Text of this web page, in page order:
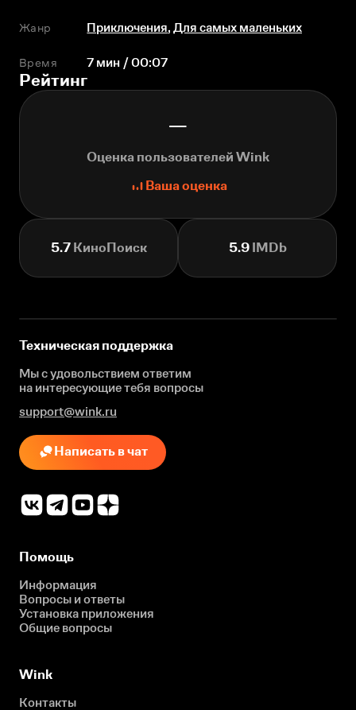
Жанр Приключения,Для самых маленьких
Время 7 мин / 00:07
Рейтинг
—
Оценка пользователей Wink
Ваша оценка
5.7КиноПоиск 5.9IMDb
Техническая поддержка
Мы с удовольствием ответим
на интересующиетебя вопросы
support@wink.ru
Написать в чат
Помощь
Информация
Вопросы и ответы
Установка приложения
Общие вопросы
Wink
Контакты